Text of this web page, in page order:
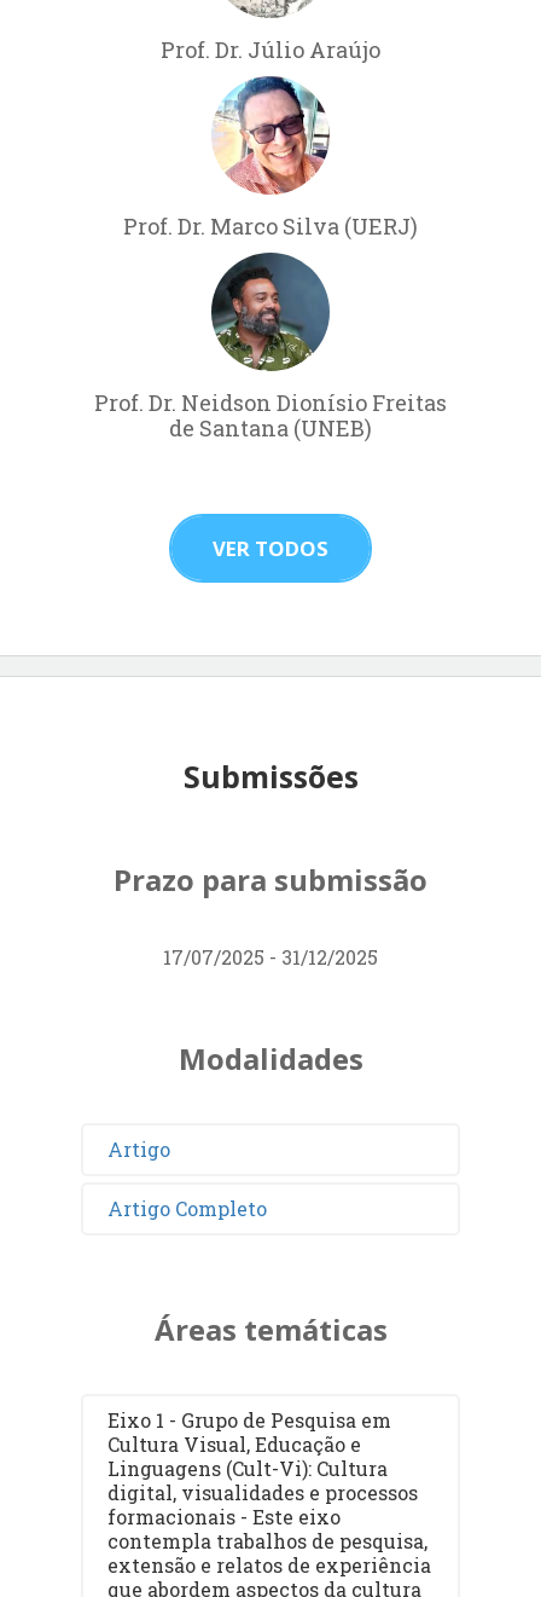
Prof. Dr. Júlio Araújo
Prof. Dr. Marco Silva (UERJ)
Prof. Dr. Neidson Dionísio Freitas
de Santana (UNEB)
VER TODOS
Submissões
Prazo para submissão
17/07/2025 - 31/12/2025
Modalidades
Artigo
Artigo Completo
Áreas temáticas
Eixo 1 - Grupo de Pesquisa em
Cultura Visual, Educação e
Linguagens (Cult-Vi): Cultura
digital, visualidades e processos
formacionais - Este eixo
contempla trabalhos de pesquisa,
extensão e relatos de experiência
que abordem aspectos da cultura